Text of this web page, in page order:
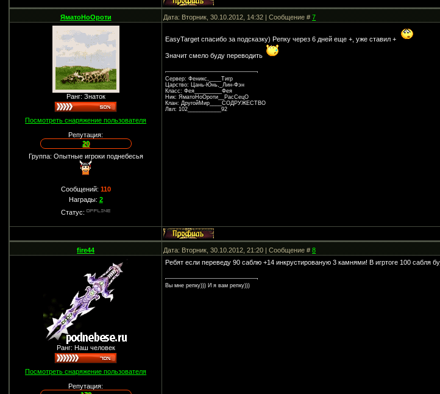
ЯматоНоОроти Дата: Вторник, 30.10.2012, 14:32 | Сообщение #7
Ранг: Знаток
Посмотреть снаряжение пользователя
Репутация:
20
Группа: Опытные игроки поднебесья
Сообщений: 110
Награды: 2
Статус:
EasyTarget спасибо за подсказку) Репку через 6 дней еще +, уже ставил +
Значит смело буду переводить
Сервер: Феникс,____Тигр
Царство: Цань-Юнь,_Лин-Фэн
Класс: Фея_________Фея
Ник: ЯматоНоОроти__РасСецО
Клан: ДругойМир____СОДРУЖЕСТВО
Лвл: 102___________92
fire44 Дата: Вторник, 30.10.2012, 21:20 | Сообщение #8
Ранг: Наш человек
Посмотреть снаряжение пользователя
Репутация:
Ребят если переведу 90 саблю +14 инкрустированую 3 камнями! В игртоге 100 сабля
Вы мне репку))) И я вам репку)))